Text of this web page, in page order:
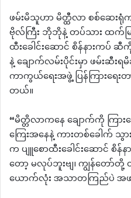
ဖမ်းမိသူဟာ မိတ္ထီလာ စစ်ဆေး
ဗိုလ်ကြီး ဘိုဘိုနဲ့ တပ်သား ထက်မ
ထီးခေါင်းဆောင် စိန်နားကပ် ဆီ
နဲ့ ချောက်လမ်းပိုင်းမှာ ဖမ်းဆီး
ကာကွယ်ရေးအဖွဲ့ ပြန်ကြားရေး
တယ်။
“မိတ္တိလာကနေ ချောက်ကို ကြာ
ကြေးအနေနဲ့ ကားတစ်ခေါက် သွ
က ပျူစောထီးခေါင်းဆောင် စိ
တော့ မလုပ်ဘူးဗျ၊ ကျွန်တော်တို့
ယောက်လုံး အသာတကြည်ပဲ အ